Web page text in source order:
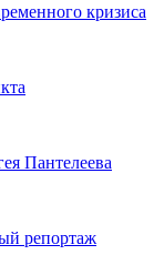
кризиса
Пантелеева
репортаж